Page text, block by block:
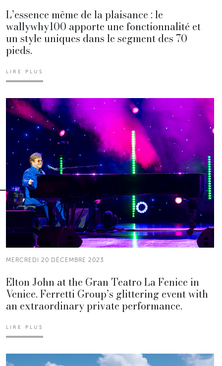
L’essence même de la plaisance : le
wallywhy100 apporte une fonctionnalité et
un style uniques dans le segment des 70
pieds.
LIRE PLUS
MERCREDI 20 DÉCEMBRE 2023
Elton John at the Gran Teatro La Fenice in
Venice. Ferretti Group’s glittering event with
an extraordinary private performance.
LIRE PLUS